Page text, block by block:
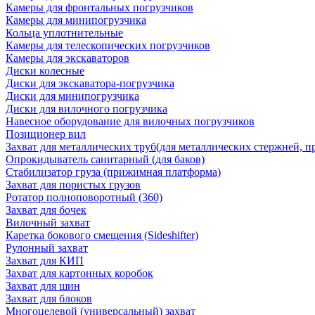
Камеры для фронтальных погрузчиков
Камеры для минипогрузчика
Кольца уплотнительные
Камеры для телескопических погрузчиков
Камеры для экскаваторов
Диски колесные
Диски для экскаватора-погрузчика
Диски для минипогрузчика
Диски для вилочного погрузчика
Навесное оборудование для вилочных погрузчиков
Позиционер вил
Захват для металлических труб(для металлических стержней,
Опрокидыватель санитарный (для баков)
Стабилизатор груза (прижимная платформа)
Захват для пористых грузов
Ротатор полноповоротный (360)
Захват для бочек
Вилочный захват
Каретка бокового смещения (Sideshifter)
Рулонный захват
Захват для КИП
Захват для картонных коробок
Захват для шин
Захват для блоков
Многоцелевой (универсальный) захват